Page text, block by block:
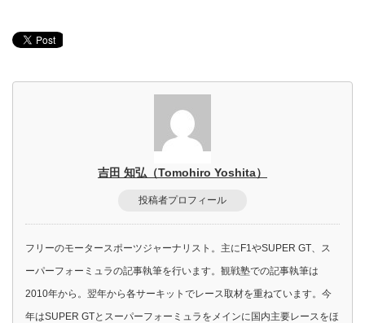
吉田 知弘（Tomohiro Yoshita）
投稿者プロフィール
フリーのモータースポーツジャーナリスト。主にF1やSUPER GT、ス
ーパーフォーミュラの記事執筆を行います。観戦塾での記事執筆は
2010年から。翌年から各サーキットでレース取材を重ねています。今
年はSUPER GTとスーパーフォーミュラをメインに国内主要レースをほ